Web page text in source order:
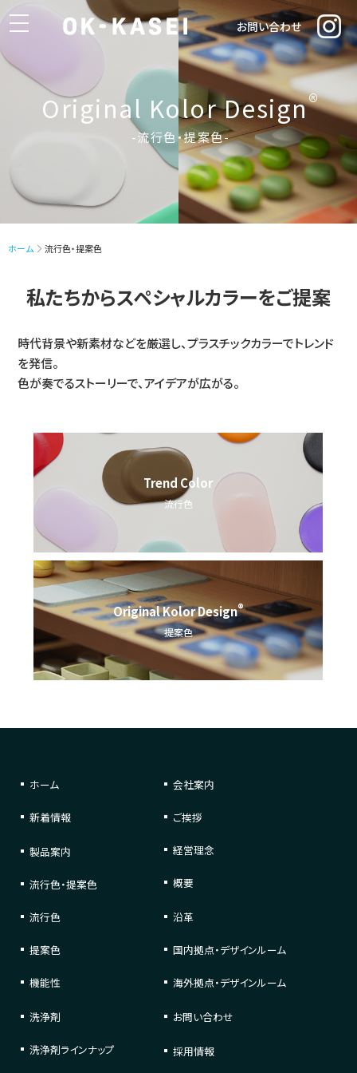
toggle
navigation
お問い合わせ
Original Kolor Design®
-流行色・提案色-
ホーム 流行色・提案色
私たちからスペシャルカラーをご提案
時代背景や新素材などを厳選し、プラスチックカラーでトレンド
を発信。
色が奏でるストーリーで、アイデアが広がる。
Trend Color
流行色
Original Kolor Design®
提案色
ホーム
新着情報
製品案内
流行色・提案色
流行色
提案色
機能性
洗浄剤
洗浄剤ラインナップ
会社案内
ご挨拶
経営理念
概要
沿革
国内拠点・デザインルーム
海外拠点・デザインルーム
お問い合わせ
採用情報